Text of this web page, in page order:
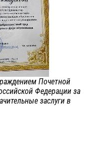
Почетной
Федерации за
заслуги в